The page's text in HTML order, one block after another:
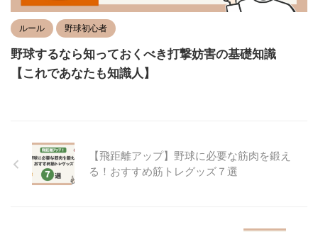
ルール 野球初心者
野球するなら知っておくべき打撃妨害の基礎知識
【これであなたも知識人】
【飛距離アップ】野球に必要な筋肉を鍛え
る！おすすめ筋トレグッズ７選